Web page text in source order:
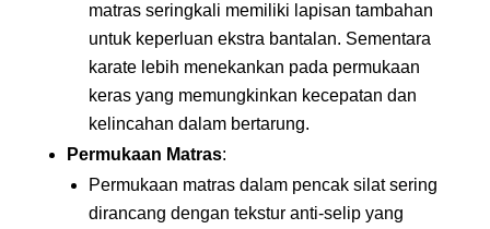
matras seringkali memiliki lapisan tambahan
untuk keperluan ekstra bantalan. Sementara
karate lebih menekankan pada permukaan
keras yang memungkinkan kecepatan dan
kelincahan dalam bertarung.
Permukaan Matras:
Permukaan matras dalam pencak silat sering
dirancang dengan tekstur anti-selip yang